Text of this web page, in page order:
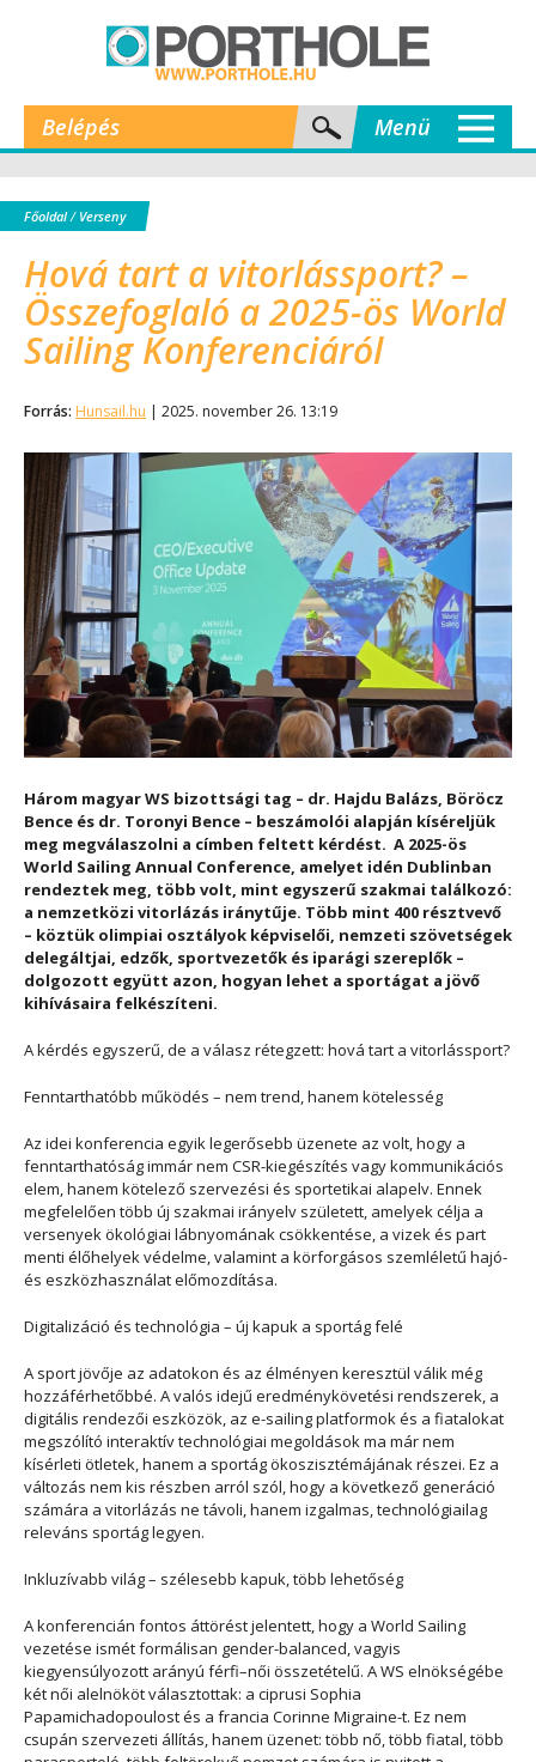
Belépés Menü
Főoldal/ Verseny
Hová tart a vitorlássport? –
Összefoglaló a 2025-ös World
Sailing Konferenciáról
Forrás: Hunsail.hu | 2025. november 26. 13:19
Három magyar WS bizottsági tag – dr. Hajdu Balázs, Böröcz
Bence és dr. Toronyi Bence – beszámolói alapján kíséreljük
meg megválaszolni a címben feltett kérdést. A 2025-ös
World Sailing Annual Conference, amelyet idén Dublinban
rendeztek meg, több volt, mint egyszerű szakmai találkozó:
a nemzetközi vitorlázás iránytűje. Több mint 400 résztvevő
– köztük olimpiai osztályok képviselői, nemzeti szövetségek
delegáltjai, edzők, sportvezetők és iparági szereplők –
dolgozott együtt azon, hogyan lehet a sportágat a jövő
kihívásaira felkészíteni.
A kérdés egyszerű, de a válasz rétegzett: hová tart a vitorlássport?
Fenntarthatóbb működés – nem trend, hanem kötelesség
Az idei konferencia egyik legerősebb üzenete az volt, hogy a
fenntarthatóság immár nem CSR-kiegészítés vagy kommunikációs
elem, hanem kötelező szervezési és sportetikai alapelv. Ennek
megfelelően több új szakmai irányelv született, amelyek célja a
versenyek ökológiai lábnyomának csökkentése, a vizek és part
menti élőhelyek védelme, valamint a körforgásos szemléletű hajó-
és eszközhasználat előmozdítása.
Digitalizáció és technológia – új kapuk a sportág felé
A sport jövője az adatokon és az élményen keresztül válik még
hozzáférhetőbbé. A valós idejű eredménykövetési rendszerek, a
digitális rendezői eszközök, az e-sailing platformok és a fiatalokat
megszólító interaktív technológiai megoldások ma már nem
kísérleti ötletek, hanem a sportág ökoszisztémájának részei. Ez a
változás nem kis részben arról szól, hogy a következő generáció
számára a vitorlázás ne távoli, hanem izgalmas, technológiailag
releváns sportág legyen.
Inkluzívabb világ – szélesebb kapuk, több lehetőség
A konferencián fontos áttörést jelentett, hogy a World Sailing
vezetése ismét formálisan gender-balanced, vagyis
kiegyensúlyozott arányú férfi–női összetételű. A WS elnökségébe
két női alelnököt választottak: a ciprusi Sophia
Papamichadopoulost és a francia Corinne Migraine-t. Ez nem
csupán szervezeti állítás, hanem üzenet: több nő, több fiatal, több